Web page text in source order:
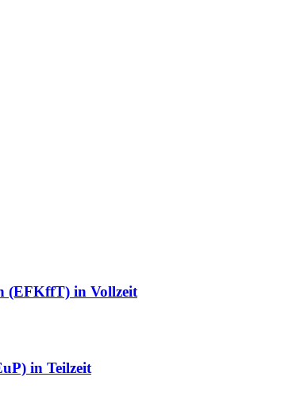
(EFKffT) in Vollzeit
in Teilzeit